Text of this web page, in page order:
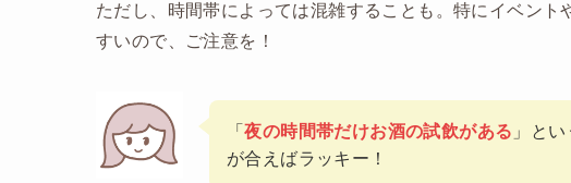
ただし、時間帯によっては混雑することも。特にイベン
すいので、ご注意を！
「夜の時間帯だけお酒の試飲がある 」と
が合えばラッキー！